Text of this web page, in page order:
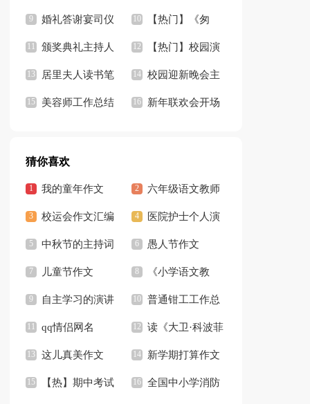
讲稿 用15篇)
婚礼答谢宴司仪
开场白汇编7篇
【热门】《匆
匆》读后感
颁奖典礼主持人
开场白
【热门】校园演
讲稿
居里夫人读书笔
记
校园迎新晚会主
持人开场白13篇
美容师工作总结 新年联欢会开场
猜你喜欢
我的童年作文
【推荐】
六年级语文教师
工作总结15篇
校运会作文汇编
15篇
医院护士个人演
讲稿
中秋节的主持词
开场白
愚人节作文
儿童节作文
【精】
《小学语文教
师》读书笔记
自主学习的演讲
稿
普通钳工工作总
结
qq情侣网名 读《大卫·科波菲
尔》有感
这儿真美作文
【推荐】
新学期打算作文
【热】期中考试 全国中小学消防